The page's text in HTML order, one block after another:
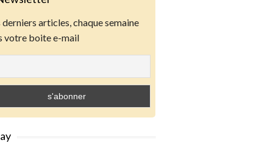
derniers articles, chaque semaine
votre boite e-mail